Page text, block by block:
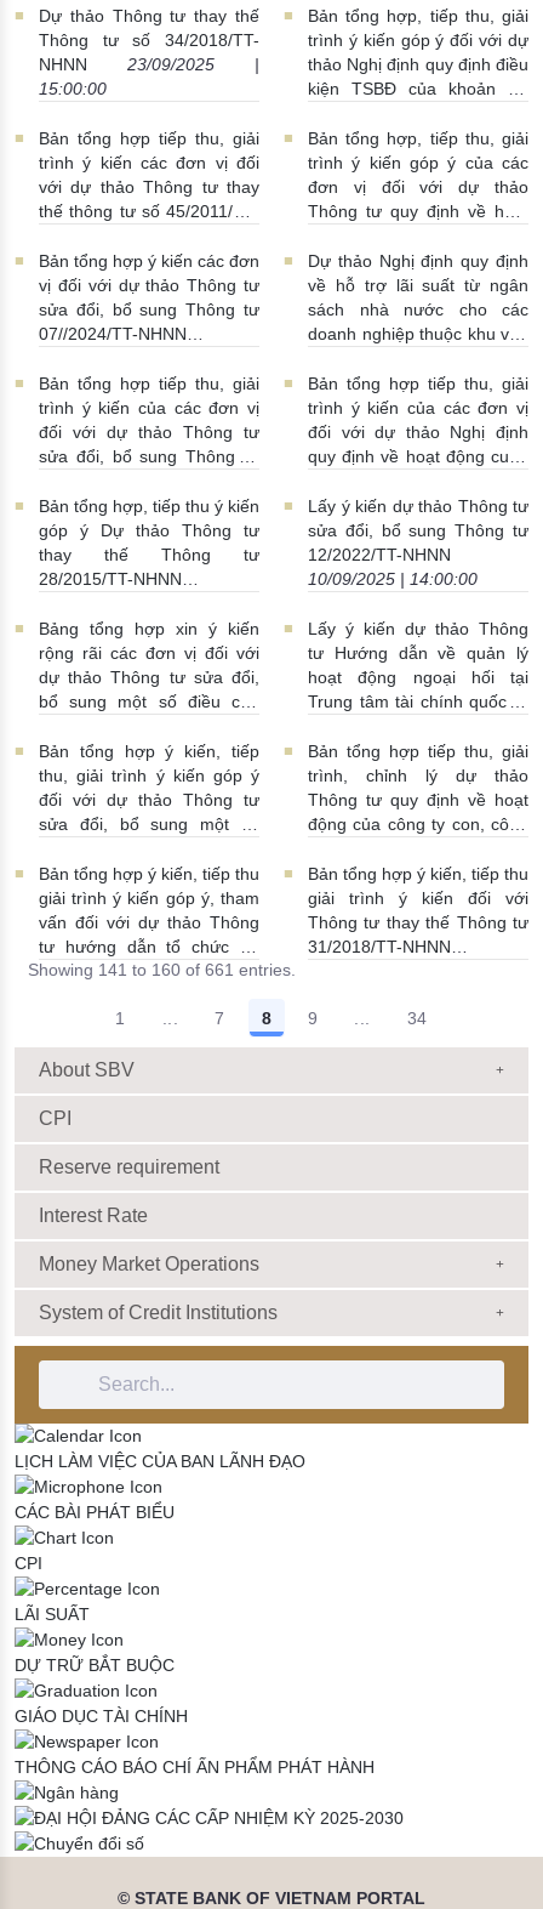
25/09/2025 | 08:00:00
Dự thảo Thông tư thay thế
Thông tư số 34/2018/TT-
NHNN
23/09/2025 |
15:00:00
Bản tổng hợp, tiếp thu, giải
trình ý kiến góp ý đối với dự
thảo Nghị định quy định điều
kiện TSBĐ của khoản nợ
23/09/2025 | 14:00:00
Bản tổng hợp tiếp thu, giải
trình ý kiến các đơn vị đối
với dự thảo Thông tư thay
thế thông tư số 45/2011/TT-
10:00:00
Bản tổng hợp, tiếp thu, giải
trình ý kiến góp ý của các
đơn vị đối với dự thảo
Thông tư quy định về hoạt
tín dụng, chi nhánh ngân
hàng nước ngoài đối với
khách hàng
19/09/2025 |
15:00:00
Bản tổng hợp ý kiến các đơn
vị đối với dự thảo Thông tư
sửa đổi, bổ sung Thông tư
07//2024/TT-NHNN
Dự thảo Nghị định quy định
về hỗ trợ lãi suất từ ngân
sách nhà nước cho các
doanh nghiệp thuộc khu vực
doanh, cá nhân kinh doanh
vay vốn tại các ngân hàng
thương mại để thực hiện các
dự án xanh, tuần hoàn và
môi trường, xã hội, quản trị
(ESG)
18/09/2025 |
10:00:00
Bản tổng hợp tiếp thu, giải
trình ý kiến của các đơn vị
đối với dự thảo Thông tư
sửa đổi, bổ sung Thông tư
18/09/2025 | 09:00:00
Bản tổng hợp tiếp thu, giải
trình ý kiến của các đơn vị
đối với dự thảo Nghị định
quy định về hoạt động cung
16/09/2025 | 02:12:00
Bản tổng hợp, tiếp thu ý kiến
góp ý Dự thảo Thông tư
thay thế Thông tư
28/2015/TT-NHNN
Lấy ý kiến dự thảo Thông tư
sửa đổi, bổ sung Thông tư
12/2022/TT-NHNN
10/09/2025 | 14:00:00
Bảng tổng hợp xin ý kiến
rộng rãi các đơn vị đối với
dự thảo Thông tư sửa đổi,
bổ sung một số điều của
NHNN quy định về hoạt
đông cung ứng dịch vụ
TGTT - Thông tư số 40 (dự
thảo Thông tư) 09/09/2025 |
Lấy ý kiến dự thảo Thông
tư Hướng dẫn về quản lý
hoạt động ngoại hối tại
Trung tâm tài chính quốc tế
08:00:00
Bản tổng hợp ý kiến, tiếp
thu, giải trình ý kiến góp ý
đối với dự thảo Thông tư
sửa đổi, bổ sung một số
15/2024/TT-NHNN ngày
28/6/2024 quy định về dịch
vụ thanh toán không dùng
tiền mặt
08/09/2025 |
11:00:00
Bản tổng hợp tiếp thu, giải
trình, chỉnh lý dự thảo
Thông tư quy định về hoạt
động của công ty con, công
dụng trong lĩnh vực quản lý
nợ và khai thác tài sản
29/08/2025 | 16:00:00
Bản tổng hợp ý kiến, tiếp thu
giải trình ý kiến góp ý, tham
vấn đối với dự thảo Thông
tư hướng dẫn tổ chức tín
dụng, chi nhánh ngân hàng
lĩnh vực nông nghiệp, nông
thôn (lần 2)
29/08/2025 |
10:00:00
Bản tổng hợp ý kiến, tiếp thu
giải trình ý kiến đối với
Thông tư thay thế Thông tư
31/2018/TT-NHNN
Showing 141 to 160 of 661 entries.
1 Intermediate Pages Use TAB to navigate.
7 8 9 Intermediate Pages
34
About SBV
CPI
Reserve requirement
Interest Rate
Money Market Operations
System of Credit Institutions
Search Bar
LỊCH LÀM VIỆC CỦA BAN LÃNH ĐẠO
CÁC BÀI PHÁT BIỂU
CPI
LÃI SUẤT
DỰ TRỮ BẮT BUỘC
GIÁO DỤC TÀI CHÍNH
THÔNG CÁO BÁO CHÍ ẤN PHẨM PHÁT HÀNH
© STATE BANK OF VIETNAM PORTAL